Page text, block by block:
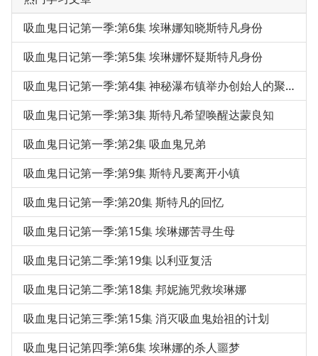
吸血鬼日记第一季:第6集 埃琳娜知晓斯特凡身份
吸血鬼日记第一季:第5集 埃琳娜怀疑斯特凡身份
吸血鬼日记第一季:第4集 神秘瀑布镇举办创始人的聚会
吸血鬼日记第一季:第3集 斯特凡希望唤醒达蒙良知
吸血鬼日记第一季:第2集 吸血鬼兄弟
吸血鬼日记第一季:第9集 斯特凡要离开小镇
吸血鬼日记第一季:第20集 斯特凡的回忆
吸血鬼日记第一季:第15集 埃琳娜苦寻生母
吸血鬼日记第二季:第19集 以利亚复活
吸血鬼日记第二季:第18集 邦妮施咒救埃琳娜
吸血鬼日记第三季:第15集 消灭吸血鬼始祖的计划
吸血鬼日记第四季:第6集 埃琳娜的杀人噩梦